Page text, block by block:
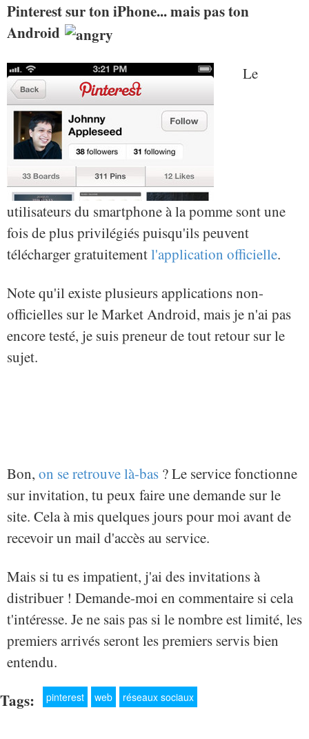
Pinterest sur ton iPhone... mais pas ton
Android
Le
utilisateurs du smartphone à la pomme sont une
fois de plus privilégiés puisqu'ils peuvent
télécharger gratuitementl'application officielle.
Note qu'il existe plusieurs applications non-
officielles sur le Market Android, mais je n'ai pas
encore testé, je suis preneur de tout retour sur le
sujet.
Bon, on se retrouve là-bas ? Le service fonctionne
sur invitation, tu peux faire une demande sur le
site. Cela à mis quelques jours pour moi avant de
recevoir un mail d'accès au service.
Mais si tu es impatient, j'ai des invitations à
distribuer ! Demande-moi en commentaire si cela
t'intéresse. Je ne sais pas si le nombre est limité, les
premiers arrivés seront les premiers servis bien
entendu.
Tags: pinterest web réseaux sociaux